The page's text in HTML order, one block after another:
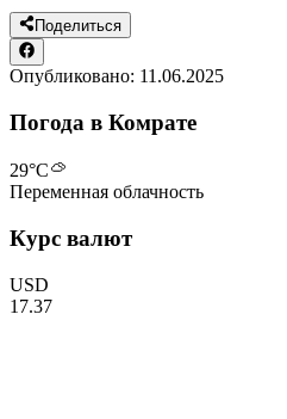
Поделиться
Опубликовано: 11.06.2025
Погода в Комрате
29°C
Переменная облачность
Курс валют
USD
17.37